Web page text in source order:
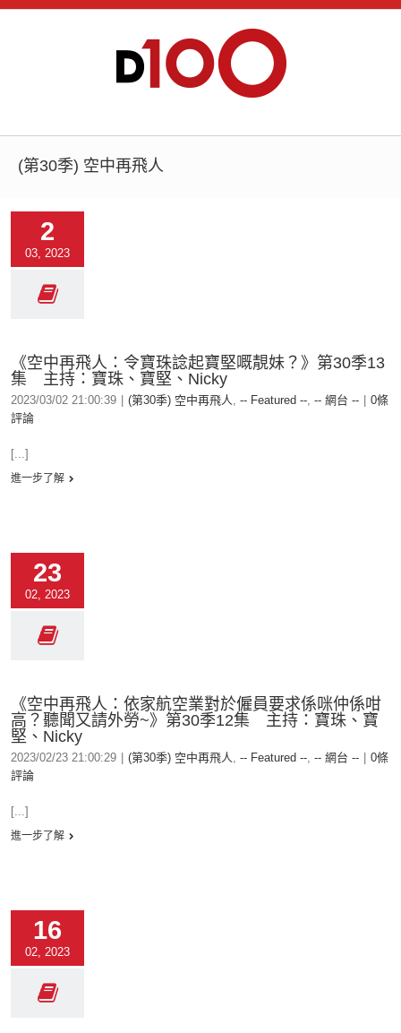
(第30季) 空中再飛人
2
03, 2023
《空中再飛人：令寶珠諗起寶堅嘅靚妹？》第30季13
集 主持：寶珠、寶堅、Nicky
2023/03/02 21:00:39 (第30季) 空中再飛人, -- Featured --, -- 網台 --
0條
評論
[...]
進一步了解
23
02, 2023
《空中再飛人：依家航空業對於僱員要求係咪仲係咁
高？聽聞又請外勞~》第30季12集 主持：寶珠、寶
堅、Nicky
2023/02/23 21:00:29 (第30季) 空中再飛人, -- Featured --, -- 網台 --
0條
評論
[...]
進一步了解
16
02, 2023